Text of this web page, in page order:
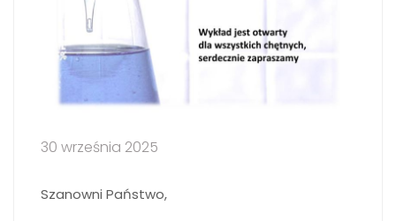
30 września 2025
Szanowni Państwo,